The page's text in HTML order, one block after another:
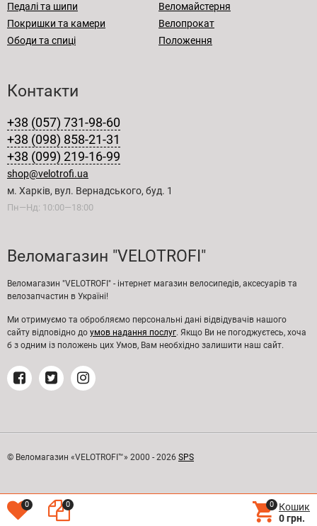
Педалі та шипи
Покришки та камери
Ободи та спиці
Веломайстерня
Велопрокат
Положення
Контакти
+38 (057) 731-98-60
+38 (098) 858-21-31
+38 (099) 219-16-99
shop@velotrofi.ua
м. Харків, вул. Вернадського, буд. 1
Пн—Нд: 10:00—18:00
Веломагазин "VELOTROFI"
Веломагазин "VELOTROFI" - інтернет магазин велосипедів, аксесуарів та
велозапчастин в Україні!
Ми отримуємо та обробляємо персональні дані відвідувачів нашого
сайту відповідно до умов надання послуг. Якщо Ви не погоджуєтесь, хоча
б з одним із положень цих Умов, Вам необхідно залишити наш сайт.
© Веломагазин «VELOTROFI™» 2000 - 2026 SPS
0 0 0
Кошик
0 грн.